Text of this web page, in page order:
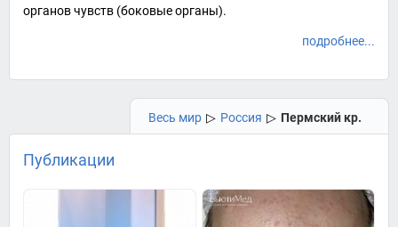
органов чувств (боковые органы).
подробнее...
Весь мир ▷ Россия ▷ Пермский кр.
Публикации